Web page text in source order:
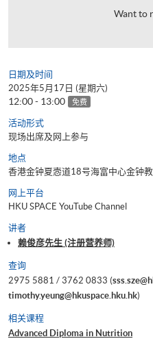
Want to
日期及时间
2025年5月17日 (星期六)
12:00 - 13:00 免费
活动形式
现场出席及网上参与
地点
香港金钟夏悫道18号海富中心金钟
网上平台
HKU SPACE YouTube Channel
讲者
赖俊彦先生 (注册营养师)
查询
2975 5881 / 3762 0833 (
timothy.yeung@hkuspace.hku.hk)
相关课程
Advanced Diploma in Nutrition